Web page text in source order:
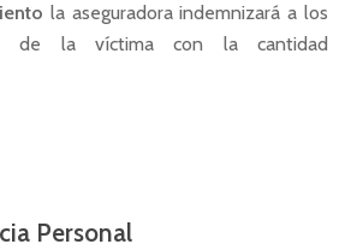
la aseguradora indemnizará a los
de la víctima con la cantidad
Personal